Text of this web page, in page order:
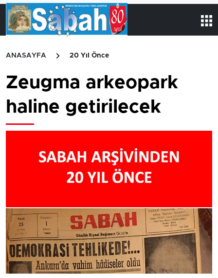
ANASAYFA 20 Yıl Önce
Zeugma arkeopark
haline getirilecek